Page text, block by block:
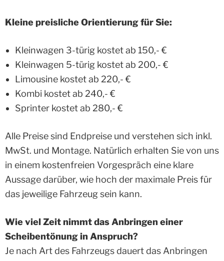
Kleine preisliche Orientierung für Sie:
Kleinwagen 3-türig kostet ab 150,- €
Kleinwagen 5-türig kostet ab 200,- €
Limousine kostet ab 220,- €
Kombi kostet ab 240,- €
Sprinter kostet ab 280,- €
Alle Preise sind Endpreise und verstehen sich inkl.
MwSt. und Montage. Natürlich erhalten Sie von uns
in einem kostenfreien Vorgespräch eine klare
Aussage darüber, wie hoch der maximale Preis für
das jeweilige Fahrzeug sein kann.
Wie viel Zeit nimmt das Anbringen einer
Scheibentönung in Anspruch?
Je nach Art des Fahrzeugs dauert das Anbringen